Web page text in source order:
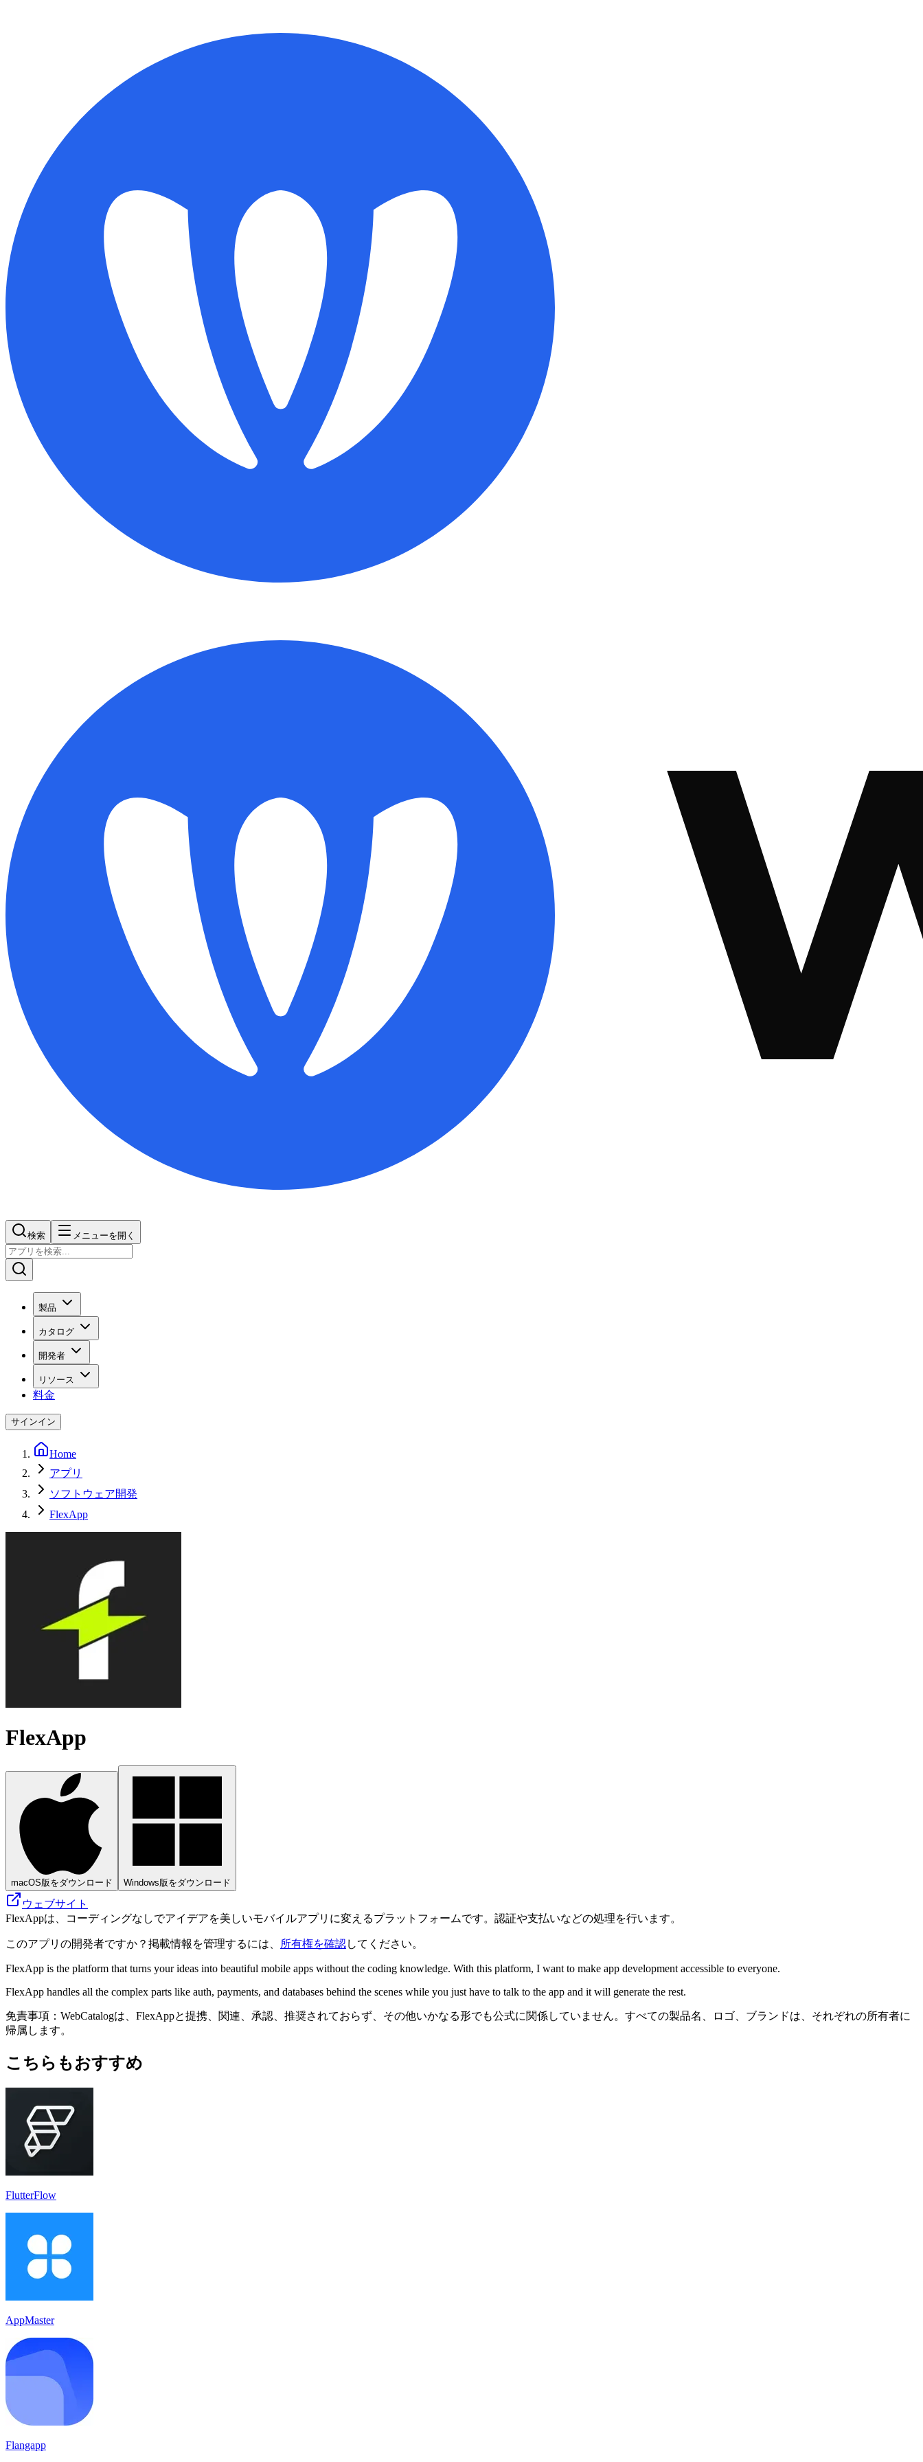
検索 メニューを開く
製品
カタログ
開発者
リソース
料金
サインイン
Home
アプリ
ソフトウェア開発
FlexApp
FlexApp
macOS版をダウンロード Windows版をダウンロード
ウェブサイト
FlexAppは、コーディングなしでアイデアを美しいモバイルアプリに変えるプラットフォームです。認証や支払いなどの処理を行います。
このアプリの開発者ですか？掲載情報を管理するには、 所有権を確認してください。
FlexApp is the platform that turns your ideas into beautiful mobile apps without the coding knowledge. With this platform, I want to make app development accessible to everyone.
FlexApp handles all the complex parts like auth, payments, and databases behind the scenes while you just have to talk to the app and it will generate the rest.
免責事項：WebCatalogは、FlexAppと提携、関連、承認、推奨されておらず、その他いかなる形でも公式に関係していません。すべての製品名、ロゴ、ブランドは、それぞれの所有者に
帰属します。
こちらもおすすめ
FlutterFlow
AppMaster
Flangapp